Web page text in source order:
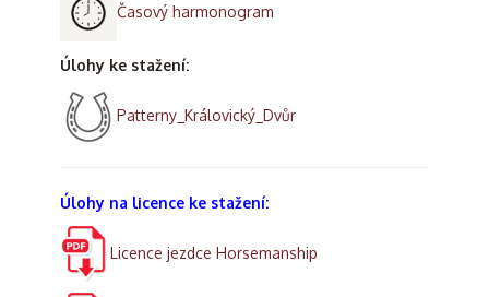
Časový harmonogram
Úlohy ke stažení:
Patterny_Královický_Dvůr
Úlohy na licence ke stažení:
Licence jezdce Horsemanship